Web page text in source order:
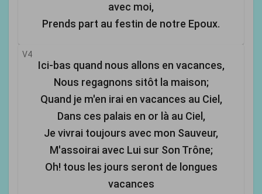
avec moi,
Prends part au festin de notre Epoux.
V4
Ici-bas quand nous allons en vacances,
Nous regagnons sitôt la maison;
Quand je m'en irai en vacances au Ciel,
Dans ces palais en or là au Ciel,
Je vivrai toujours avec mon Sauveur,
M'assoirai avec Lui sur Son Trône;
Oh! tous les jours seront de longues
vacances